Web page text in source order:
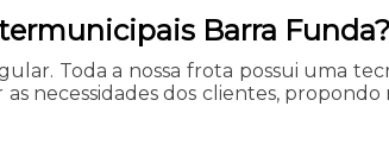
Barra Funda?
Toda a nossa frota possui uma
necessidades dos clientes,